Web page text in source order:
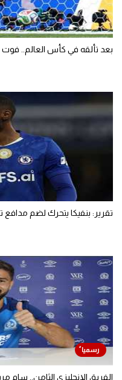
بعد تألقه في كأس العالم.. فوت
تقرير: بنفيكا يتحرك لضم
الفريق الإنجليزي الثامن.. سام